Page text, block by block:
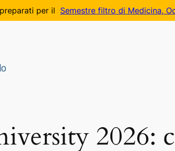
per il Semestre filtro di Medicina,
2026: